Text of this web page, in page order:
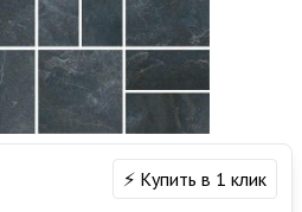
⚡ Купить в 1 клик